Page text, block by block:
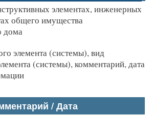
элементах, инженерных
общего имущества
дома
элемента (системы), вид
(системы), комментарий, дата
/ Дата